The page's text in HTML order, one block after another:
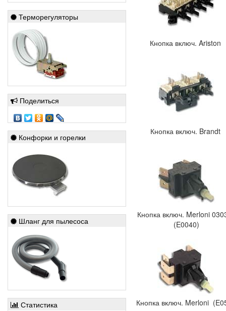
Терморегуляторы
Поделиться
Конфорки и горелки
Шланг для пылесоса
Статистика
Кнопка включ. Ariston
Кнопка включ. Brandt
Кнопка включ. Merloni
(E0040)
Кнопка включ. Merloni